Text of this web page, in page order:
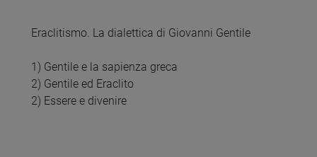
Eraclitismo. La dialettica di Giovanni Gentile
1) Gentile e la sapienza greca
2) Gentile ed Eraclito
2) Essere e divenire